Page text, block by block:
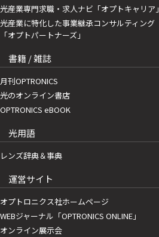
光産業専門求職・求人ナビ「オプトキャリア」
光産業に特化した事業継承コンサルティング
「オプトパートナーズ」
書籍 / 雑誌
月刊OPTRONICS
光のオンライン書店
OPTRONICS eBOOK
光用語
レンズ辞典＆事典
運営サイト
オプトロニクス社ホームページ
WEBジャーナル「OPTRONICS ONLINE」
オンライン展示会